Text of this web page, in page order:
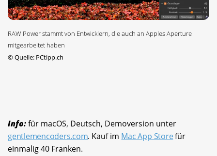
RAW Power stammt von Entwicklern, die auch an Apples Aperture
mitgearbeitet haben
©Quelle: PCtipp.ch
Info:für macOS, Deutsch, Demoversion unter
gentlemencoders.com. Kauf im Mac App Storefür
einmalig 40 Franken.